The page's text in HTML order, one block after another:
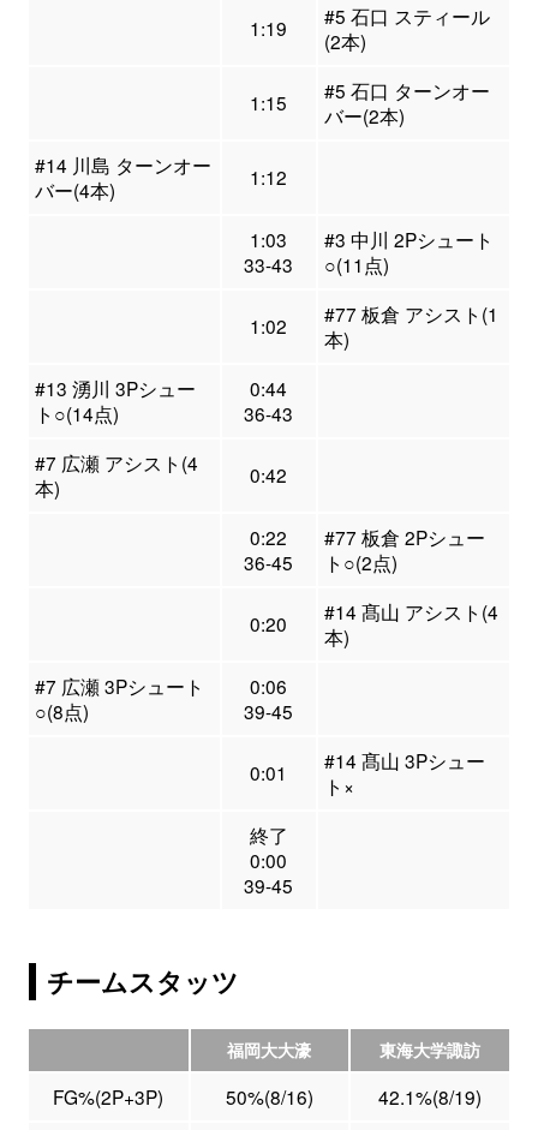
1:19
#5 石口 スティール
(2本)
1:15
#5 石口 ターンオー
バー(2本)
#14 川島 ターンオー
バー(4本)
1:12
1:03
33-43
#3 中川 2Pシュート
○(11点)
1:02
#77 板倉 アシスト(1
本)
#13 湧川 3Pシュー
ト○(14点)
0:44
36-43
#7 広瀬 アシスト(4
本)
0:42
0:22
36-45
#77 板倉 2Pシュー
ト○(2点)
0:20
#14 髙山 アシスト(4
本)
#7 広瀬 3Pシュート
○(8点)
0:06
39-45
0:01
#14 髙山 3Pシュー
ト×
終了
0:00
39-45
チームスタッツ
福岡大大濠 東海大学諏訪
FG%(2P+3P) 50%(8/16)
42.1%(8/19)